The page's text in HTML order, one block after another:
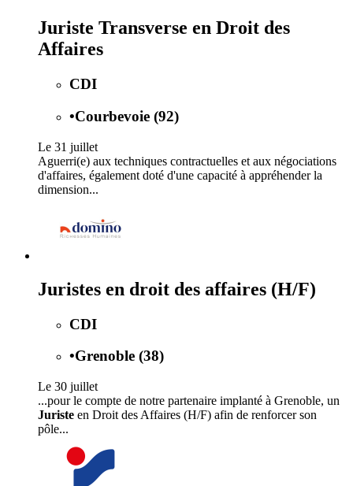
Juriste Transverse en Droit des
Affaires
CDI
•Courbevoie (92)
Le 31 juillet
Aguerri(e) aux techniques contractuelles et aux négociations
d'affaires, également doté d'une capacité à appréhender la
dimension...
Juristes en droit des affaires (H/F)
CDI
•Grenoble (38)
Le 30 juillet
...pour le compte de notre partenaire implanté à Grenoble, un
Juriste en Droit des Affaires (H/F) afin de renforcer son
pôle...